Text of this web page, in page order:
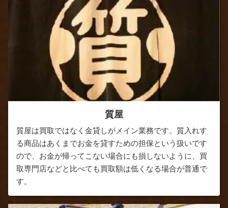
質屋
質屋は買取ではなく金貸しがメイン業務です。質入れす
る商品はあくまでお金を貸すための担保という扱いです
ので、お金が帰ってこない場合にも損しないように、買
取専門店などと比べても買取額は低くなる場合が普通で
す。